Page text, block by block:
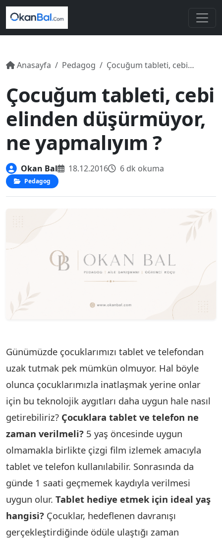
Anasayfa Pedagog Çocuğum tableti, cebi elinden düşürmüyor, ne yapmalıyım ?
Çocuğum tableti, cebi
elinden düşürmüyor,
ne yapmalıyım ?
Okan Bal 18.12.2016 6 dk okuma
Pedagog
Günümüzde çocuklarımızı tablet ve telefondan
uzak tutmak pek mümkün olmuyor. Hal böyle
olunca çocuklarımızla inatlaşmak yerine onlar
için bu teknolojik aygıtları daha uygun hale nasıl
getirebiliriz? Çocuklara tablet ve telefon ne
zaman verilmeli? 5 yaş öncesinde uygun
olmamakla birlikte çizgi film izlemek amacıyla
tablet ve telefon kullanılabilir. Sonrasında da
günde 1 saati geçmemek kaydıyla verilmesi
uygun olur. Tablet hediye etmek için ideal yaş
hangisi? Çocuklar, hedeflenen davranışı
gerçekleştirdiğinde ödüle ulaştığı zaman